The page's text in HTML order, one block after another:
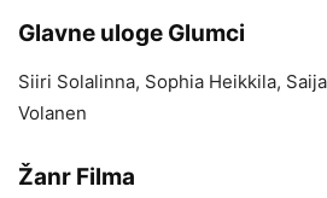
Glavne uloge Glumci
Siiri Solalinna, Sophia Heikkila,
Volanen
Žanr Filma